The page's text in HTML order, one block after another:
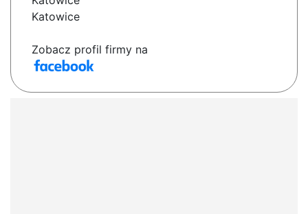
Katowice
Zobacz profil firmy na